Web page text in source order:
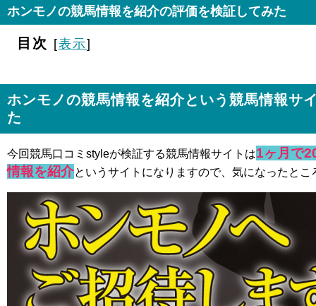
ホンモノの競馬情報を紹介の評価を検証してみた
目次 [表示]
ホンモノの競馬情報を紹介という競馬情報サ
た
今回競馬口コミstyleが検証する競馬情報サイトは1ヶ月で
情報を紹介というサイトになりますので、気になったと